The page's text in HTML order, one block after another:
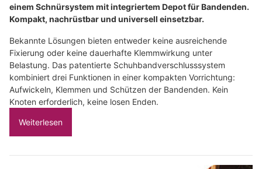
einem Schnürsystem mit integriertem Depot für Bandenden.
Kompakt, nachrüstbar und universell einsetzbar.
Bekannte Lösungen bieten entweder keine ausreichende
Fixierung oder keine dauerhafte Klemmwirkung unter
Belastung. Das patentierte Schuhbandverschlusssystem
kombiniert drei Funktionen in einer kompakten Vorrichtung:
Aufwickeln, Klemmen und Schützen der Bandenden. Kein
Knoten erforderlich, keine losen Enden.
Weiterlesen